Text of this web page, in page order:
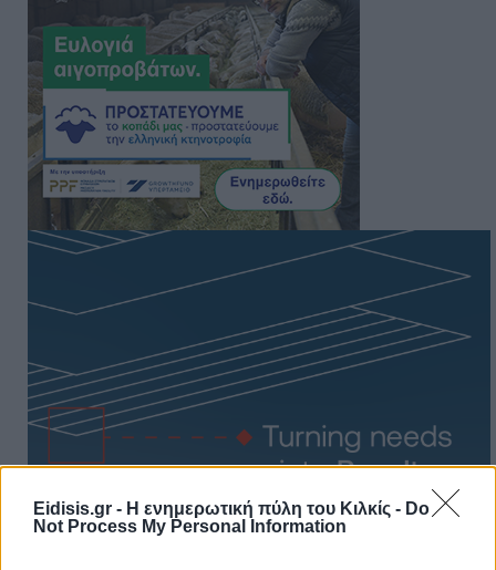
Eidisis.gr - Η ενημερωτική πύλη του Κιλκίς - Do
Not Process My Personal Information